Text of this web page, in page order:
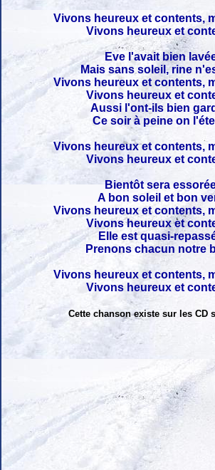
Vivons heureux et contents,
Vivons heureux et
Eve l'avait bien
Mais sans soleil, rine
Vivons heureux et contents,
Vivons heureux et
Aussi l'ont-ils bien
Ce soir à peine on
Vivons heureux et contents,
Vivons heureux et
Bientôt sera
A bon soleil et bon
Vivons heureux et contents,
Vivons heureux et
Elle est quasi-
Prenons chacun notre
Vivons heureux et contents,
Vivons heureux et
Cette chanson existe sur les CD